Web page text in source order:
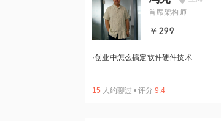
首席架构师
￥299
·创业中怎么搞定软件硬件技术
15 人约聊过 • 评分 9.4